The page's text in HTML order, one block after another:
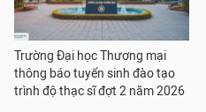
Trường Đại học Thương mại
thông báo tuyển sinh đào tạo
trình độ thạc sĩ đợt 2 năm 2026